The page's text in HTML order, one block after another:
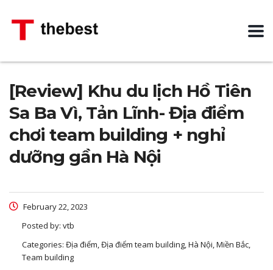
[Review] Khu du lịch Hồ Tiên
Sa Ba Vì, Tản Lĩnh- Địa điểm
chơi team building + nghỉ
dưỡng gần Hà Nội
February 22, 2023
Posted by: vtb
Categories: Địa điểm, Địa điểm team building, Hà Nội, Miền Bắc,
Team building